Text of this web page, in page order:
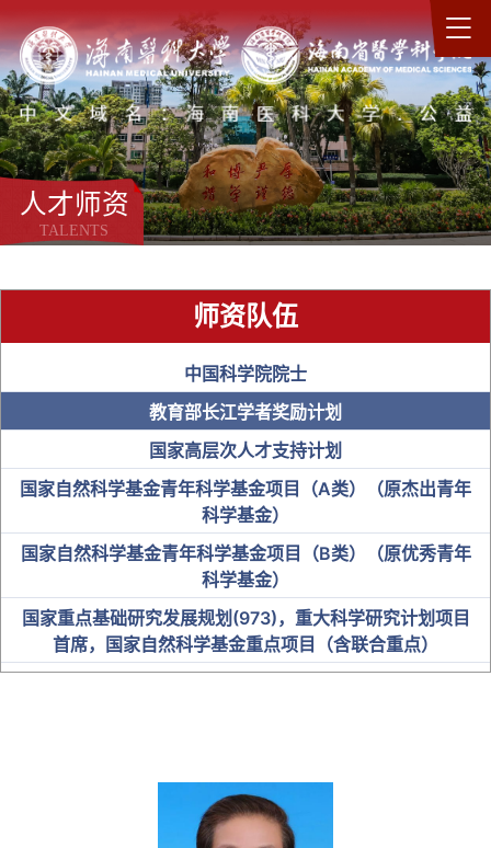
人才师资
TALENTS
师资队伍
中国科学院院士
教育部长江学者奖励计划
国家高层次人才支持计划
国家自然科学基金青年科学基金项目（A类）（原杰出青年
科学基金）
国家自然科学基金青年科学基金项目（B类）（原优秀青年
科学基金）
国家重点基础研究发展规划(973)，重大科学研究计划项目
首席，国家自然科学基金重点项目（含联合重点）
教育部“新世纪优秀人才支持计划”
全国优秀教师及名师